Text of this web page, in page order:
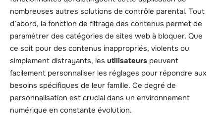
nombreuses autres solutions de contrôle parental. Tout
d’abord, la fonction de filtrage des contenus permet de
paramétrer des catégories de sites web à bloquer. Que
ce soit pour des contenus inappropriés, violents ou
simplement distrayants, les utilisateurs peuvent
facilement personnaliser les réglages pour répondre aux
besoins spécifiques de leur famille. Ce degré de
personnalisation est crucial dans un environnement
numérique en constante évolution.